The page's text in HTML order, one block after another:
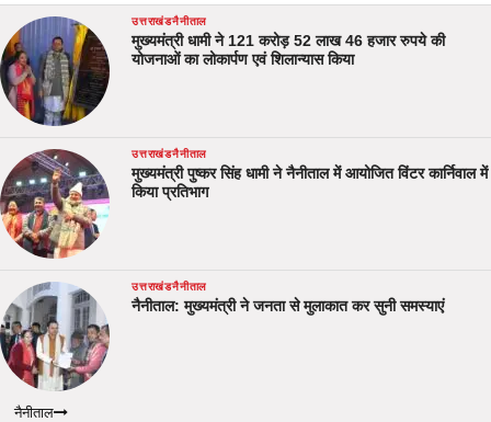
उत्तराखंडनैनीताल
मुख्यमंत्री धामी ने 121 करोड़ 52 लाख 46 हजार रुपये की
योजनाओं का लोकार्पण एवं शिलान्यास किया
उत्तराखंडनैनीताल
मुख्यमंत्री पुष्कर सिंह धामी ने नैनीताल में आयोजित विंटर कार्निवाल में
किया प्रतिभाग
उत्तराखंडनैनीताल
नैनीताल: मुख्यमंत्री ने जनता से मुलाकात कर सुनी समस्याएं
नैनीताल